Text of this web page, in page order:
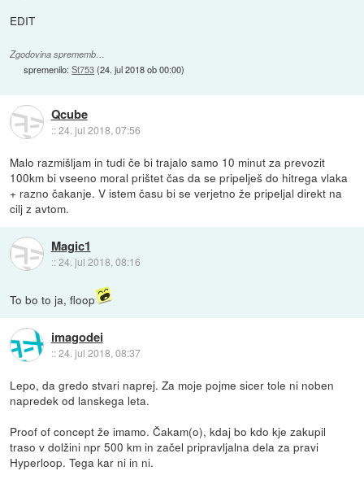
EDIT
Zgodovina sprememb…
spremenilo:St753(24. jul 2018 ob 00:00)
Qcube
::24. jul 2018, 07:56
Malo razmišljam in tudi če bi trajalo samo 10 minut za prevozit
100km bi vseeno moral prištet čas da se pripelješ do hitrega vlaka
+ razno čakanje. V istem času bi se verjetno že pripeljal direkt na
cilj z avtom.
Magic1
::24. jul 2018, 08:16
To bo to ja, floop
imagodei
::24. jul 2018, 08:37
Lepo, da gredo stvari naprej. Za moje pojme sicer tole ni noben
napredek od lanskega leta.
Proof of concept že imamo. Čakam(o), kdaj bo kdo kje zakupil
traso v dolžini npr 500 km in začel pripravljalna dela za pravi
Hyperloop. Tega kar ni in ni.